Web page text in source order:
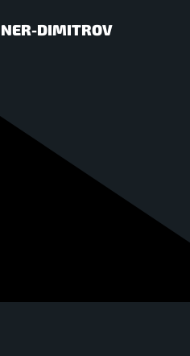
DIMITROV